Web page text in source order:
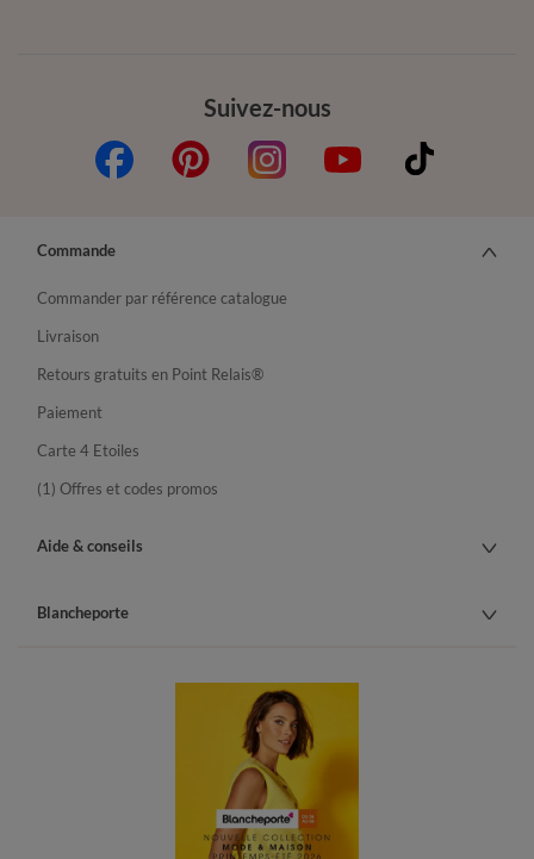
Suivez-nous
Commande
Commander par référence catalogue
Livraison
Retours gratuits en Point Relais®
Paiement
Carte 4 Etoiles
(1) Offres et codes promos
Aide & conseils
Blancheporte